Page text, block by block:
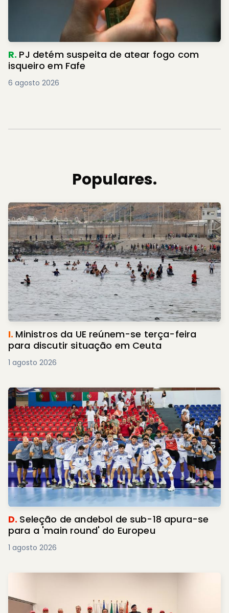
R. PJ detém suspeita de atear fogo com
isqueiro em Fafe
6 agosto 2026
Populares.
I. Ministros da UE reúnem-se terça-feira
para discutir situação em Ceuta
1 agosto 2026
D. Seleção de andebol de sub-18 apura-se
para a 'main round' do Europeu
1 agosto 2026